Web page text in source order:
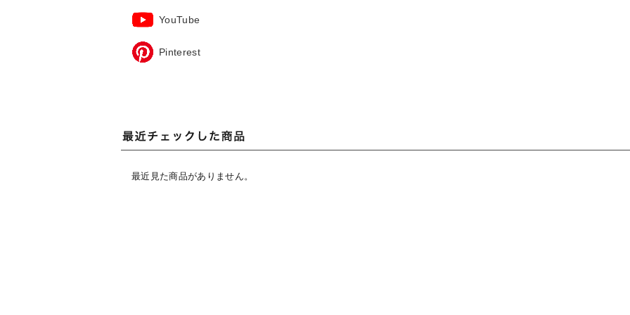
YouTube
Pinterest
最近見た商品がありません。